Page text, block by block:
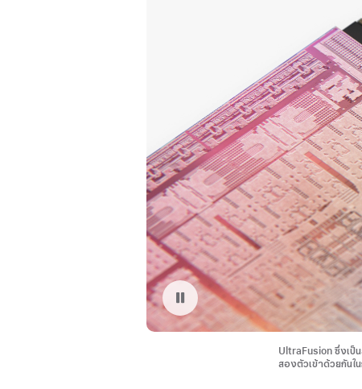
หยุดฉายวีดีโอ: เทคโนโลยี UltraFusion ของ Apple
UltraFusion ซึ่งเป็
สองตัวเข้าด้วยกันใ